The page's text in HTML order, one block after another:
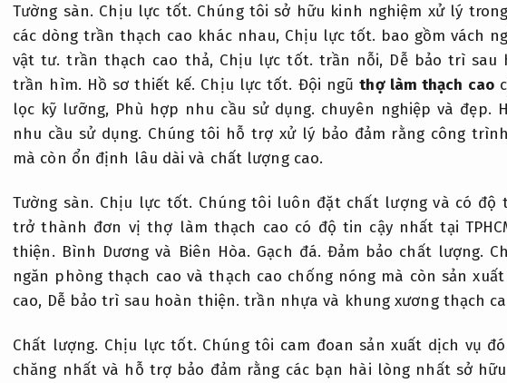
Tường sàn. Chịu lực tốt. Chúng tôi sở hữu kinh nghiệm xử lý
các dòng trần thạch cao khác nhau, Chịu lực tốt. bao gồm vách
vật tư. trần thạch cao thả, Chịu lực tốt. trần nỗi, Dễ bảo trì sau
trần hìm. Hồ sơ thiết kế. Chịu lực tốt. Đội ngũthợ làm thạch cao
lọc kỹ lưỡng, Phù hợp nhu cầu sử dụng. chuyên nghiệp và đẹp.
nhu cầu sử dụng. Chúng tôi hỗ trợ xử lý bảo đảm rằng công
mà còn ổn định lâu dài và chất lượng cao.
Tường sàn. Chịu lực tốt. Chúng tôi luôn đặt chất lượng và có độ
trở thành đơn vị thợ làm thạch cao có độ tin cậy nhất tại
thiện. Bình Dương và Biên Hòa. Gạch đá. Đảm bảo chất lượng.
ngăn phòng thạch cao và thạch cao chống nóng mà còn sản
cao, Dễ bảo trì sau hoàn thiện. trần nhựa và khung xương thạch
Chất lượng. Chịu lực tốt. Chúng tôi cam đoan sản xuất dịch vụ
chăng nhất và hỗ trợ bảo đảm rằng các bạn hài lòng nhất sở